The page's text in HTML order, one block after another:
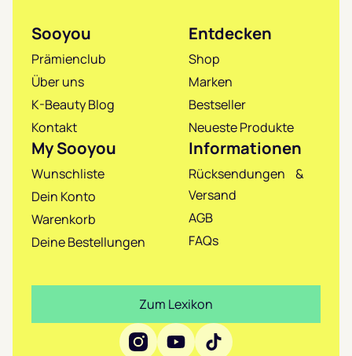
Sooyou
Prämienclub
Über uns
K-Beauty Blog
Kontakt
Entdecken
Shop
Marken
Bestseller
Neueste Produkte
My Sooyou
Wunschliste
Dein Konto
Warenkorb
Deine Bestellungen
Informationen
Rücksendungen &
Versand
AGB
FAQs
Social Media
Zum Lexikon